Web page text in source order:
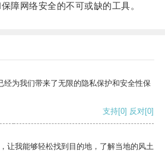
障网络安全的不可或缺的工具。
经为我们带来了无限的隐私保护和安全性保
支持[0] 反对[0]
让我能够轻松找到目的地，了解当地的风土